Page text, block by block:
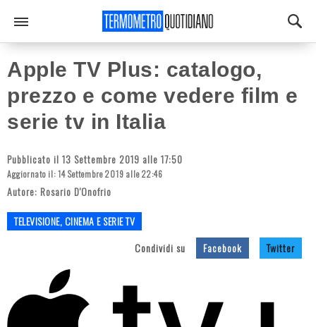
Apple TV Plus: catalogo,
prezzo e come vedere film e
serie tv in Italia
Pubblicato il 13 Settembre 2019 alle 17:50
Aggiornato il: 14 Settembre 2019 alle 22:46
Autore: Rosario D'Onofrio
TELEVISIONE, CINEMA E SERIE TV
Condividi su
Facebook Twitter